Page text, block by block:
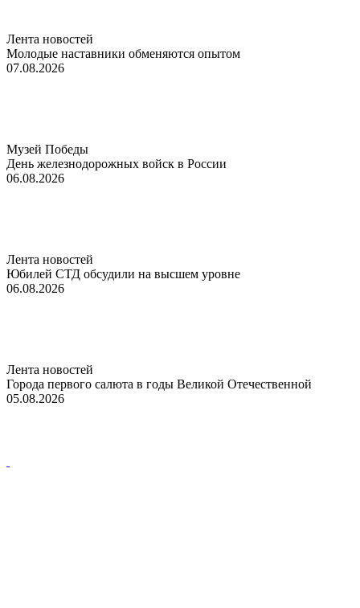
Лента новостей
Молодые наставники обменяются опытом
07.08.2026
Музей Победы
День железнодорожных войск в России
06.08.2026
Лента новостей
Юбилей СТД обсудили на высшем уровне
06.08.2026
Лента новостей
Города первого салюта в годы Великой Отечественной
05.08.2026